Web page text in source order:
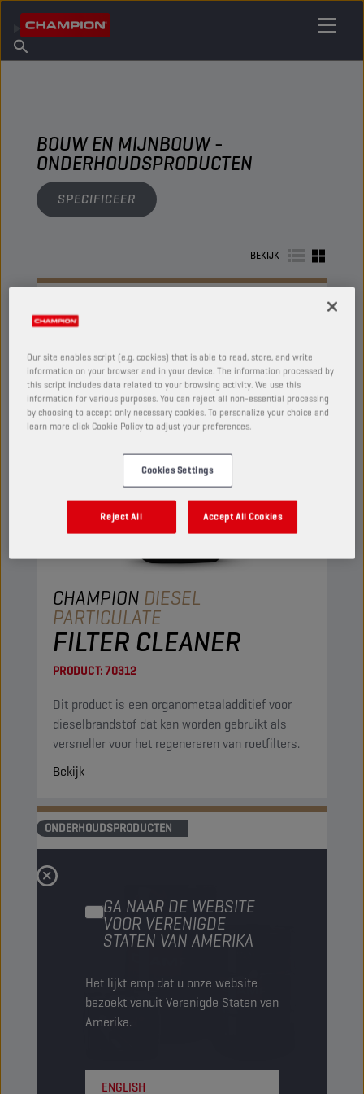
GA NAAR DE WEBSITE
VOOR VERENIGDE
STATEN VAN AMERIKA
Het lijkt erop dat u onze website
bezoekt vanuit Verenigde Staten van
Amerika.
ENGLISH
Over Champion
Vind een verkooppunt
BOUW EN MIJNBOUW -
ONDERHOUDSPRODUCTEN
SPECIFICEER
BEKIJK
CHAMPION DIESEL
PARTICULATE
FILTER CLEANER
PRODUCT:70312
Dit product is een organometaaladditief voor
dieselbrandstof dat kan worden gebruikt als
versneller voor het regenereren van roetfilters.
Bekijk
ONDERHOUDSPRODUCTEN
Our site enables script (e.g. cookies) that is able to read, store, and write
information on your browser and in your device. The information processed by
this script includes data related to your browsing activity. We use this
information for various purposes. You can reject all non-essential processing
by choosing to accept only necessary cookies. To personalize your choice and
learn more click Cookie Policy to adjust your preferences.
Cookies Settings
Reject All Accept All Cookies